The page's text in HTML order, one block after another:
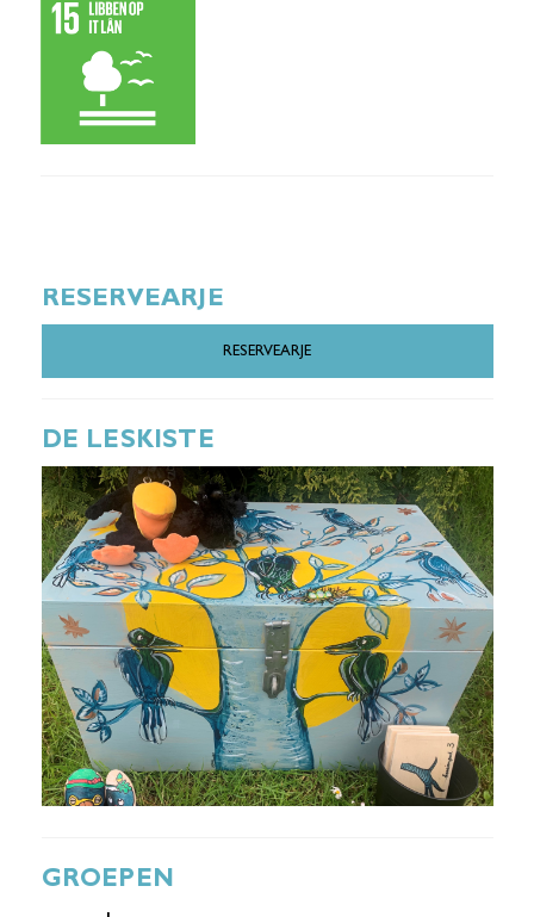
RESERVEARJE
RESERVEARJE
DE LESKISTE
GROEPEN